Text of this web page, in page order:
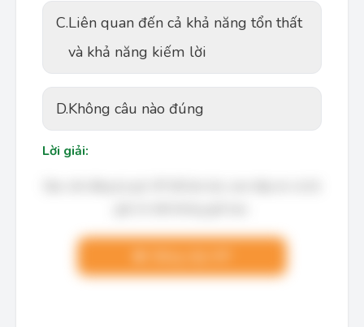
C.Liên quan đến cả khả năng tổn thất
và khả năng kiếm lời
D.Không câu nào đúng
Lời giải: